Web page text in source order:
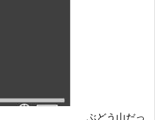
ぶどう山だっ